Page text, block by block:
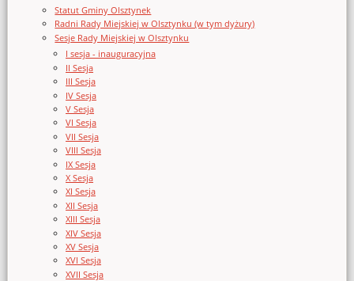
Statut Gminy Olsztynek
Radni Rady Miejskiej w Olsztynku (w tym dyżury)
Sesje Rady Miejskiej w Olsztynku
I sesja - inauguracyjna
II Sesja
III Sesja
IV Sesja
V Sesja
VI Sesja
VII Sesja
VIII Sesja
IX Sesja
X Sesja
XI Sesja
XII Sesja
XIII Sesja
XIV Sesja
XV Sesja
XVI Sesja
XVII Sesja